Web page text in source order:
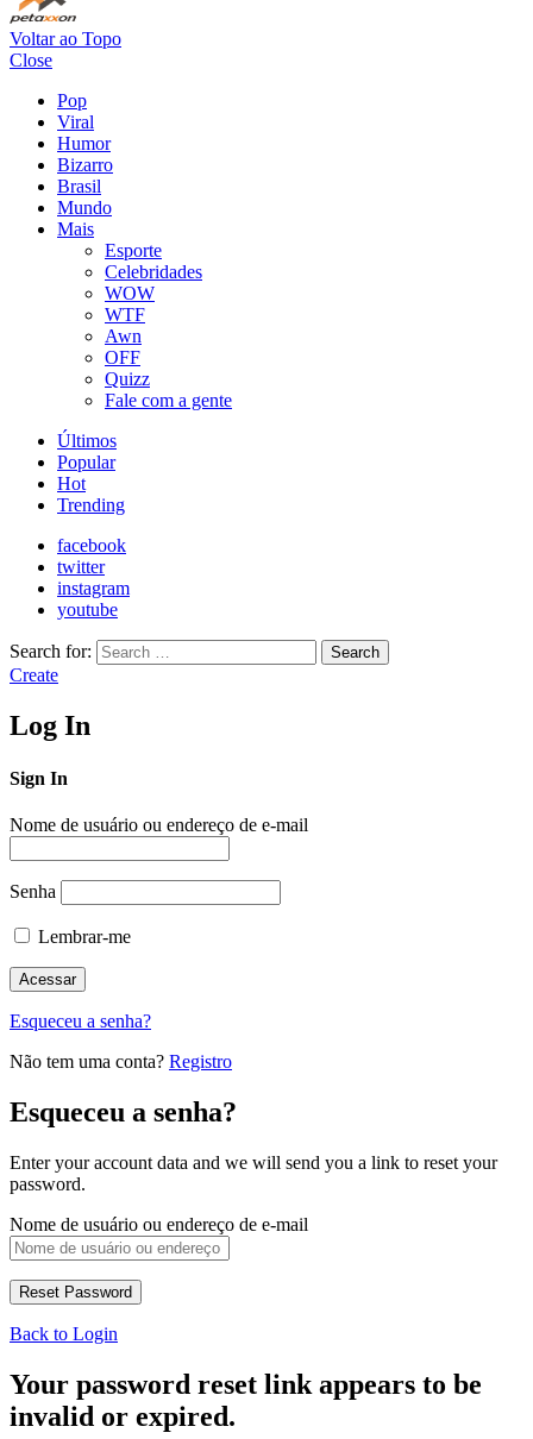
Voltar ao Topo
Close
Pop
Viral
Humor
Bizarro
Brasil
Mundo
Mais
Esporte
Celebridades
WOW
WTF
Awn
OFF
Quizz
Fale com a gente
Últimos
Popular
Hot
Trending
facebook
twitter
instagram
youtube
Search for: Search
Create
Log In
Sign In
Nome de usuário ou endereço de e-mail
Senha
Lembrar-me
Esqueceu a senha?
Não tem uma conta? Registro
Esqueceu a senha?
Enter your account data and we will send you a link to reset your
password.
Nome de usuário ou endereço de e-mail
Back to Login
Your password reset link appears to be
invalid or expired.